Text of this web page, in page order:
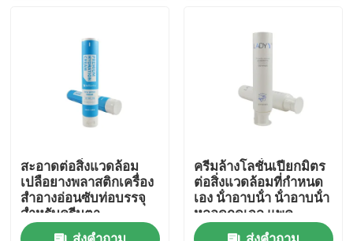
ท่อเสริมกาย
หลอดสกัด
หลอดเครื่องสำอางเปล่า
สะอาดต่อสิ่งแวดล้อม
เปลือยางพลาสติกเครื่อง
สําอางอ่อนซับท่อบรรจุ
สําหรับครีมตา
ครีมล้างโลชั่นเปียกมิตร
ต่อสิ่งแวดล้อมที่กําหนด
เอง น้ําอาบน้ํา น้ําอาบน้ํา
หลอดกดเจล แพค
พลาสติกหลอดอ่อน